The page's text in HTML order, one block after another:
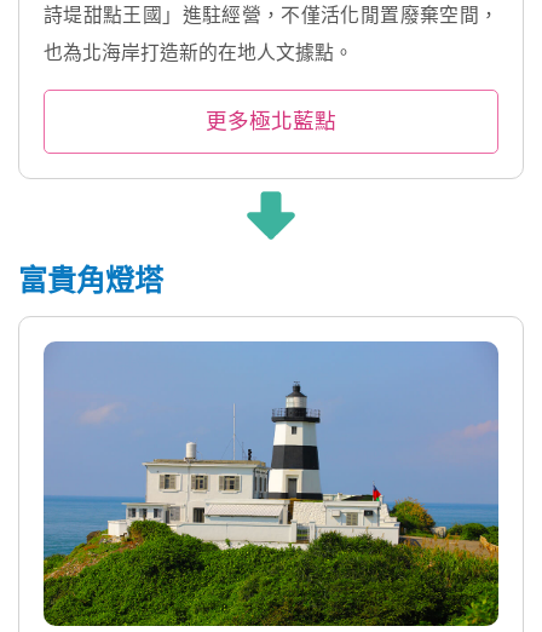
詩堤甜點王國」進駐經營，不僅活化閒置廢棄空間，
也為北海岸打造新的在地人文據點。
更多極北藍點
富貴角燈塔